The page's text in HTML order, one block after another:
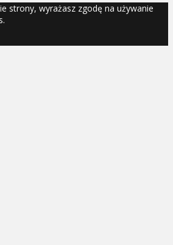
strony, wyrażasz zgodę na używanie